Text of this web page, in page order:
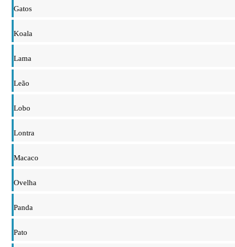
Gatos
Koala
Lama
Leão
Lobo
Lontra
Macaco
Ovelha
Panda
Pato